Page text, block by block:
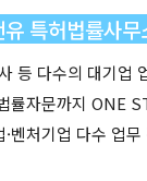
유 특허법률사무
등 다수의 대기업
률자문까지 ONE
·벤처기업 다수 업